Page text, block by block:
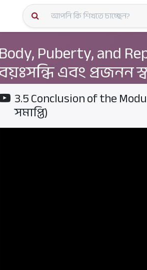
Body, Puberty, and
এবং প্রজনন
3.5 Conclusion of the
সমাপ্তি)